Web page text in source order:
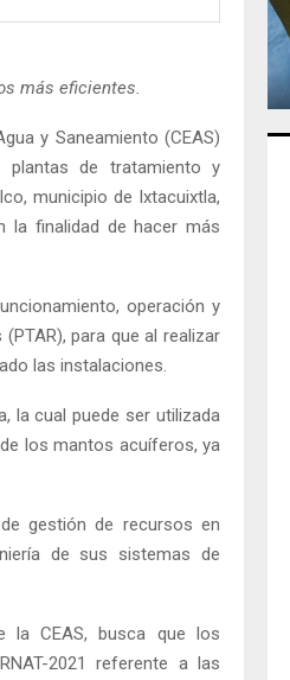
más eficientes.
y Saneamiento (CEAS)
plantas de tratamiento y
municipio de Ixtacuixtla,
la finalidad de hacer más
operación y
para que al realizar
las instalaciones.
la cual puede ser utilizada
los mantos acuíferos, ya
gestión de recursos en
de sus sistemas de
la CEAS, busca que los
2021 referente a las